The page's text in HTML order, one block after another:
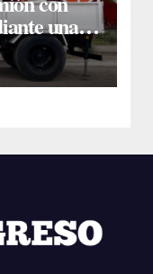
una
con fondos